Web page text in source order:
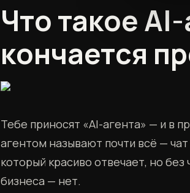
Что такое
кончается
Тебе приносят «AI-агента» — и в
агентом называют почти всё —
который красиво отвечает, но
бизнеса — нет.